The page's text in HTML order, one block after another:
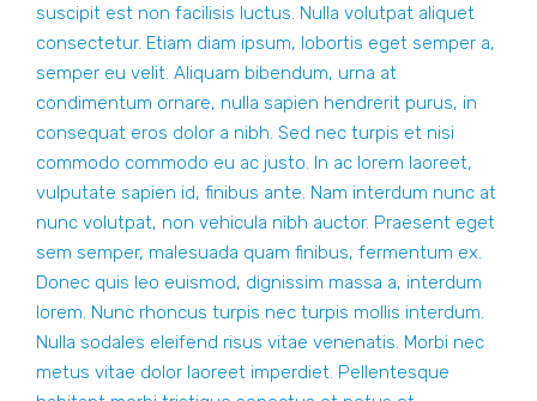
suscipit est non facilisis luctus. Nulla volutpat aliquet
consectetur. Etiam diam ipsum, lobortis eget semper a,
semper eu velit. Aliquam bibendum, urna at
condimentum ornare, nulla sapien hendrerit purus, in
consequat eros dolor a nibh. Sed nec turpis et nisi
commodo commodo eu ac justo. In ac lorem laoreet,
vulputate sapien id, finibus ante. Nam interdum nunc at
nunc volutpat, non vehicula nibh auctor. Praesent eget
sem semper, malesuada quam finibus, fermentum ex.
Donec quis leo euismod, dignissim massa a, interdum
lorem. Nunc rhoncus turpis nec turpis mollis interdum.
Nulla sodales eleifend risus vitae venenatis. Morbi nec
metus vitae dolor laoreet imperdiet. Pellentesque